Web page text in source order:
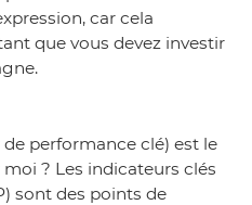
car cela
que vous devez investir
performance clé) est le
? Les indicateurs clés
sont des points de